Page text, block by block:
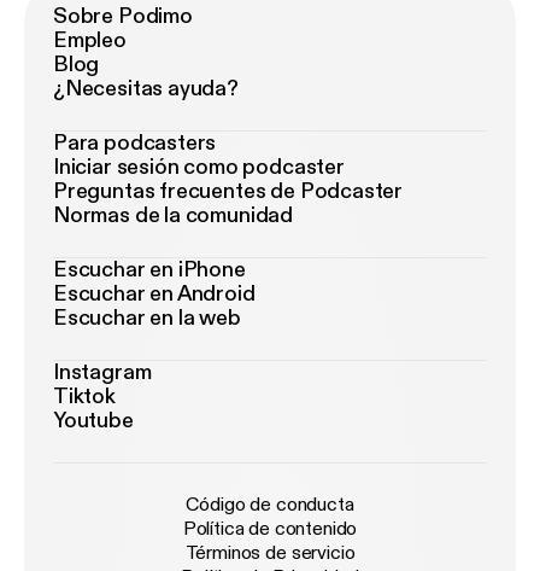
Sobre Podimo
Empleo
Blog
¿Necesitas ayuda?
Para podcasters
Iniciar sesión como podcaster
Preguntas frecuentes de Podcaster
Normas de la comunidad
Escuchar en iPhone
Escuchar en Android
Escuchar en la web
Instagram
Tiktok
Youtube
Código de conducta
Política de contenido
Términos de servicio